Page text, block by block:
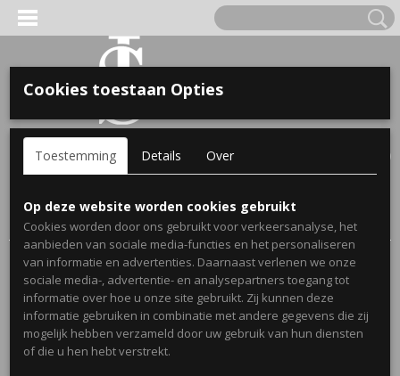
Inloggen Registreren
(0)
Home >Webshop>Cadeau's voor mama> Dames muts girl
mom - Gepersonaliseerd cadeau voor moeder
VOOR KINDEREN
OPA & OMA.
NAAM EN GEBOORTEJAAR
Cookies toestaan Opties
Toestemming Details Over
Op deze website worden cookies gebruikt
Cookies worden door ons gebruikt voor verkeersanalyse, het
aanbieden van sociale media-functies en het personaliseren
van informatie en advertenties. Daarnaast verlenen we onze
sociale media-, advertentie- en analysepartners toegang tot
informatie over hoe u onze site gebruikt. Zij kunnen deze
informatie gebruiken in combinatie met andere gegevens die zij
mogelijk hebben verzameld door uw gebruik van hun diensten
of die u hen hebt verstrekt.